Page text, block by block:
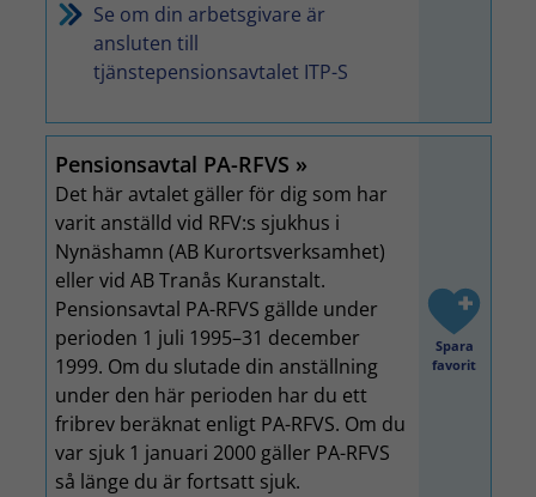
Se om din arbetsgivare är
ansluten till
tjänstepensionsavtalet ITP-S
Pensionsavtal PA-RFVS
Det här avtalet gäller för dig som har
varit anställd vid RFV:s sjukhus i
Nynäshamn (AB Kurortsverksamhet)
eller vid AB Tranås Kuranstalt.
Pensionsavtal PA-RFVS gällde under
perioden 1 juli 1995–31 december
1999. Om du slutade din anställning
under den här perioden har du ett
fribrev beräknat enligt PA-RFVS. Om du
var sjuk 1 januari 2000 gäller PA-RFVS
så länge du är fortsatt sjuk.
Spara
favorit